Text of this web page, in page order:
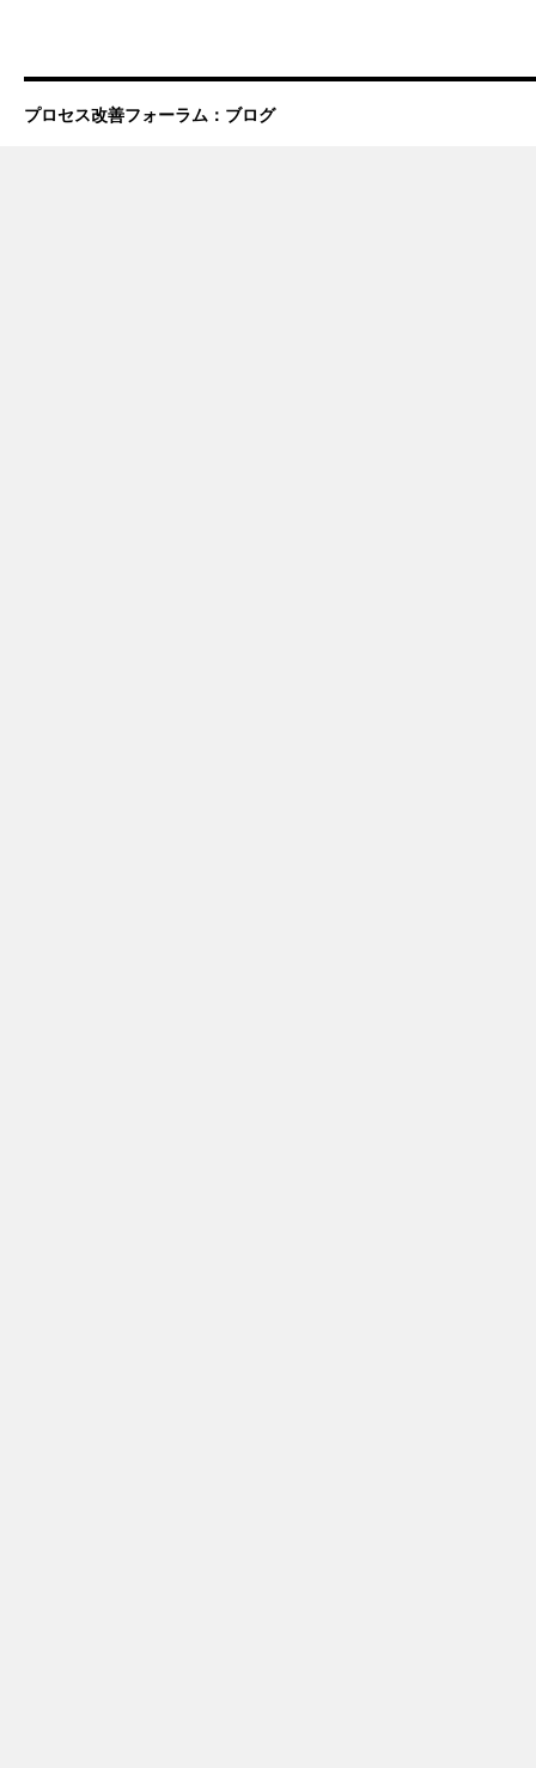
プロセス改善フォーラム：ブログ